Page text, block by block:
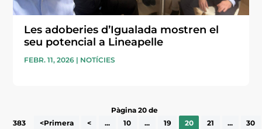
Les adoberies d’Igualada mostren el
seu potencial a Lineapelle
FEBR. 11, 2026 | NOTÍCIES
Pàgina 20 de
383
<Primera < ... 10 ... 19 20 21 ... 30